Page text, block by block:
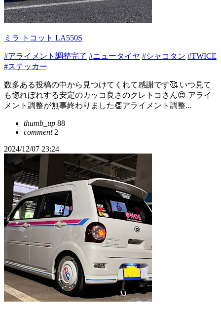
ミラ トコット LA550S
#アライメント調整完了 #ニュータイヤ #シャコタン #TWICE
#ステッカー
数多ある投稿の中から見つけてくれて感謝です🥰 いつ見て
も惚れぼれする安定のカッコ良さのクレトコさん😍 アライ
メント調整が無事終わりました👏アライメント調整...
thumb_up 88
comment2
2024/12/07 23:24